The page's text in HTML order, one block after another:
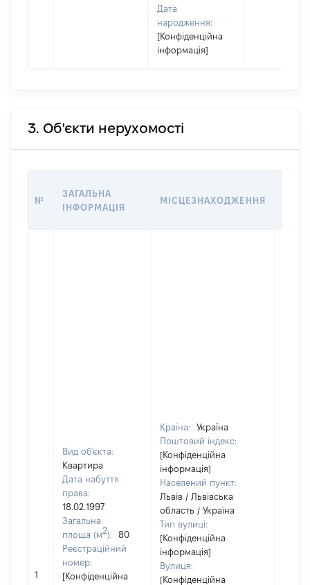
Дата
народження:
[Конфіденційна
інформація]
3. Об'єкти нерухомості
№
ЗАГАЛЬНА
ІНФОРМАЦІЯ
МІСЦЕЗНАХОДЖЕННЯ
1
Вид об'єкта:
Квартира
Дата набуття
права:
18.02.1997
Загальна
площа (м2):
80
Реєстраційний
номер:
[Конфіденційна
Країна:
Україна
Поштовий індекс:
[Конфіденційна
інформація]
Населений пункт:
Львів / Львівська
область / Україна
Тип вулиці:
[Конфіденційна
інформація]
Вулиця:
[Конфіденційна